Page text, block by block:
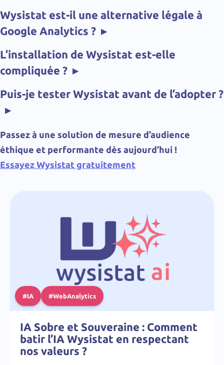
Wysistat est-il une alternative légale à
Google Analytics ? ▸
L’installation de Wysistat est-elle
compliquée ? ▸
Puis-je tester Wysistat avant de l’adopter ?
▸
Passez à une solution de mesure d’audience
éthique et performante dès aujourd’hui !
Essayez Wysistat gratuitement
#IA #WebAnalytics
IA Sobre et Souveraine : Comment
batir l’IA Wysistat en respectant
nos valeurs ?